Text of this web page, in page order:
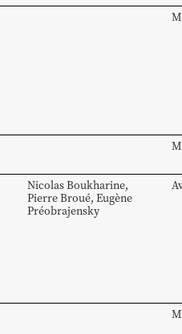
NicolasBoukharine,
PierreBroué, Eugène
Préobrajensky